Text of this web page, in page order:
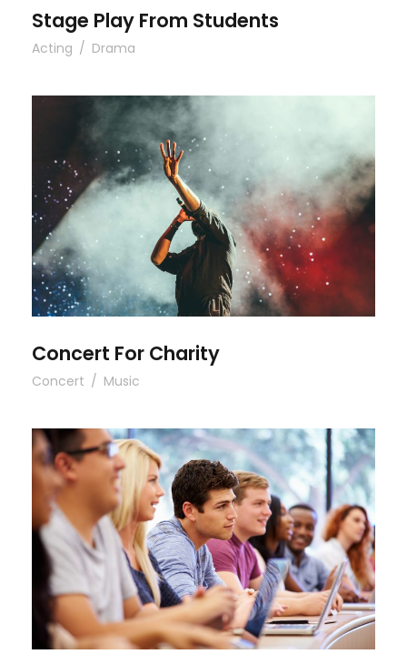
Stage Play From Students
Acting / Drama
Concert For Charity
Concert For Charity
Concert / Music
Free Tuition From Prof. Smith